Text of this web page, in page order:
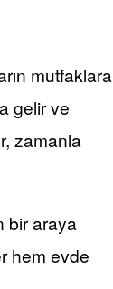
mutfaklara
gelir ve
zamanla
bir araya
hem evde